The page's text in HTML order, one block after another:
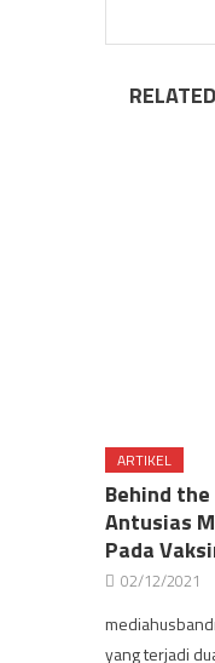
ARTIKEL
Behind
Antusias
Pada
02/12/2021
yang terjadi